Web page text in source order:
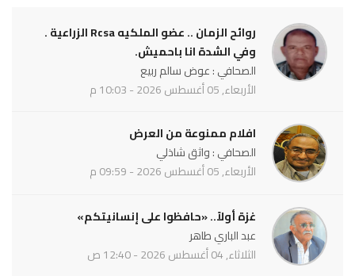
روائح الزمان .. عضو الملكيه Rcsa الزراعية .
وفي الشدة انا باحميش.
الصحافي : عوض سالم ربيع
الأربعاء, 05 أغسطس 2026 - 10:03 م
افلام ممنوعة من العرض
الصحافي : واثق شاذلي
الأربعاء, 05 أغسطس 2026 - 09:59 م
غزة أولاً.. «حافظوا على إنسانيتكم»
عبد الباري طاهر
الثلاثاء, 04 أغسطس 2026 - 12:40 ص